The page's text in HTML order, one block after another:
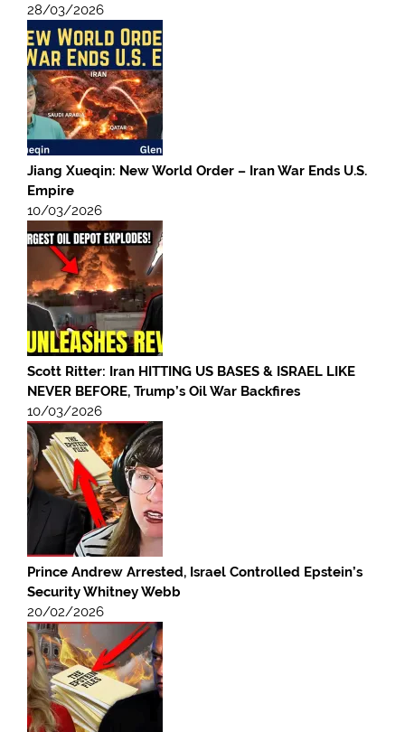
28/03/2026
Jiang Xueqin: New World Order – Iran War Ends U.S.
Empire
10/03/2026
Scott Ritter: Iran HITTING US BASES & ISRAEL LIKE
NEVER BEFORE, Trump’s Oil War Backfires
10/03/2026
Prince Andrew Arrested, Israel Controlled Epstein’s
Security Whitney Webb
20/02/2026